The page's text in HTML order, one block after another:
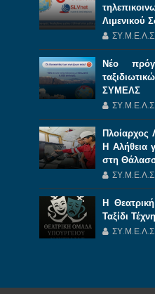
Λιμενικού
ΣΥ.Μ.Ε.Λ.Σ.
Νέο
ΣΥΜΕΛΣ
ΣΥ.Μ.Ε.Λ.Σ.
Η Αλήθεια
στη
ΣΥ.Μ.Ε.Λ.Σ.
Η
Ταξίδι
ΣΥ.Μ.Ε.Λ.Σ.